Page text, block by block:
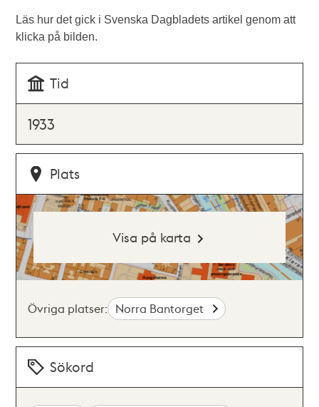
Läs hur det gick i Svenska Dagbladets artikel genom att
klicka på bilden.
Tid
1933
Plats
Visa på karta
Övriga platser: Norra Bantorget
Sökord